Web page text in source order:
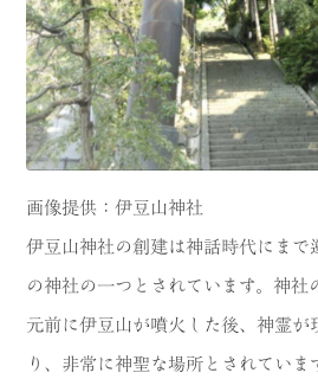
画像提供：伊豆山神社
伊豆山神社の創建は神話時代にまで
の神社の一つとされています。神社
元前に伊豆山が噴火した後、神霊が
り、非常に神聖な場所とされていま